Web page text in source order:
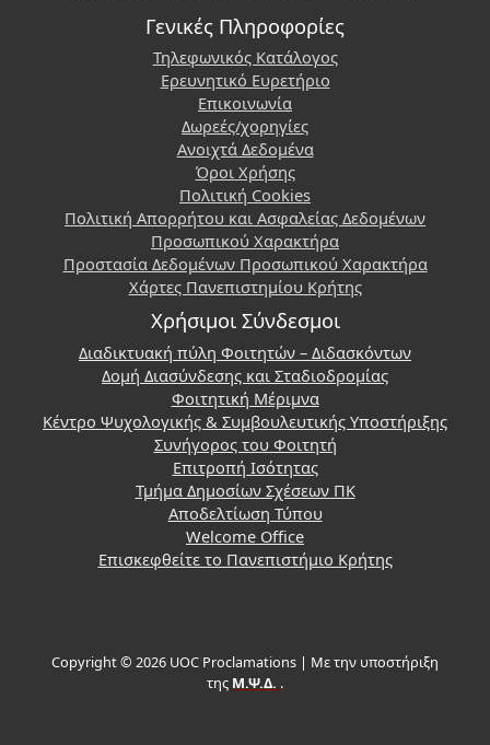
Γενικές Πληροφορίες
Τηλεφωνικός Κατάλογος
Ερευνητικό Ευρετήριο
Επικοινωνία
Δωρεές/χορηγίες
Ανοιχτά Δεδομένα
Όροι Χρήσης
Πολιτική Cookies
Πολιτική Απορρήτου και Ασφαλείας Δεδομένων
Προσωπικού Χαρακτήρα
Προστασία Δεδομένων Προσωπικού Χαρακτήρα
Χάρτες Πανεπιστημίου Κρήτης
Χρήσιμοι Σύνδεσμοι
Διαδικτυακή πύλη Φοιτητών – Διδασκόντων
Δομή Διασύνδεσης και Σταδιοδρομίας
Φοιτητική Μέριμνα
Κέντρο Ψυχολογικής & Συμβουλευτικής Υποστήριξης
Συνήγορος του Φοιτητή
Επιτροπή Ισότητας
Τμήμα Δημοσίων Σχέσεων ΠΚ
Αποδελτίωση Τύπου
Welcome Office
Επισκεφθείτε το Πανεπιστήμιο Κρήτης
Copyright © 2026 UOC Proclamations | Με την υποστήριξη
της Μ.Ψ.Δ. .